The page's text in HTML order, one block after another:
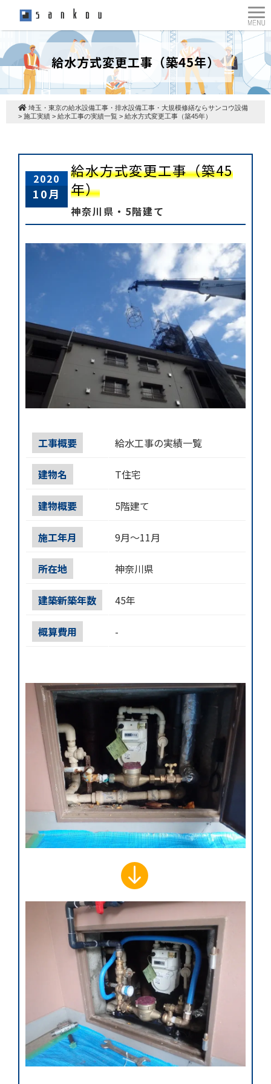
給水方式変更工事（築45年）
埼玉・東京の給水設備工事・排水設備工事・大規模修繕ならサンコウ設備
> 施工実績 > 給水工事の実績一覧 > 給水方式変更工事（築45年）
2020
10月
給水方式変更工事（築45
年）
神奈川県・5階建て
工事概要 給水工事の実績一覧
建物名 T住宅
建物概要 5階建て
施工年月 9月～11月
所在地 神奈川県
建築新築年数 45年
概算費用 -